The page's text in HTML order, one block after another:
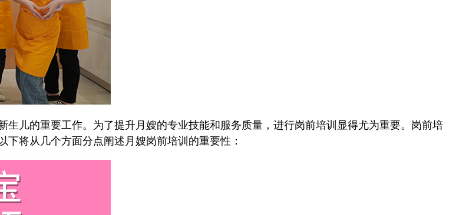
儿的重要工作。为了提升月嫂的专业技能和服务质量，进行岗前培训显得尤为重要。岗前培
将从几个方面分点阐述月嫂岗前培训的重要性：